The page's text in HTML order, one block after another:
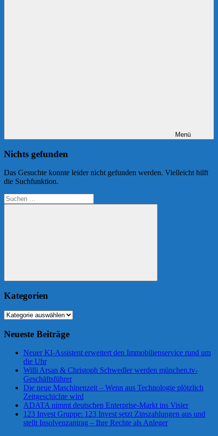
Menü
Nichts gefunden
Das Gesuchte konnte leider nicht gefunden werden. Vielleicht hilft
die Suchfunktion.
Suchen
nach:
Suchen
Kategorien
Kategorien
Neueste Beiträge
Neuer KI-Assistent erweitert den Immobilienservice rund um
die Uhr
Willi Arsan & Christoph Schwedler werden münchen.tv-
Geschäftsführer
Die neue Maschinenzeit – Wenn aus Technologie plötzlich
Zeitgeschichte wird
ADATA nimmt deutschen Enterprise-Markt ins Visier
123 Invest Gruppe: 123 Invest setzt Zinszahlungen aus und
stellt Insolvenzantrag – Ihre Rechte als Anleger